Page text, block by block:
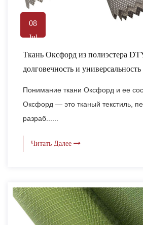
08
Jul
Ткань Оксфорд из полиэстера
долговечность и универсальность
Понимание ткани Оксфорд и ее
Оксфорд — это тканый текстиль,
разраб......
Читать Далее